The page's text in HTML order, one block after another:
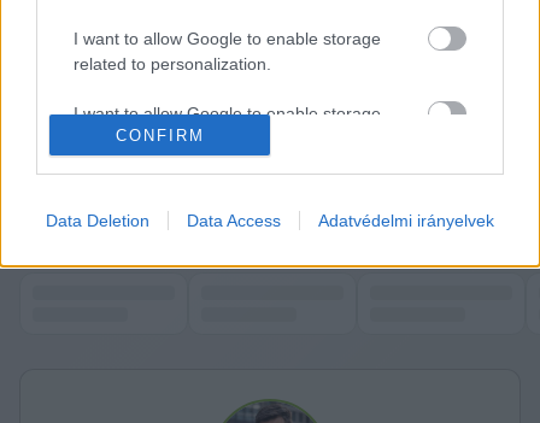
I want to allow Google to enable storage
related to personalization.
I want to allow Google to enable storage
related to security, including authentication
functionality and fraud prevention, and other
CONFIRM
Data Deletion Data Access Adatvédelmi irányelvek
A tényadatok alapján az első négy hónap végére
az éves hiánycél teljesülése már 91 százalék
körül járt az eredetileg elfogadott
ECSUP SHORTS Összes videó